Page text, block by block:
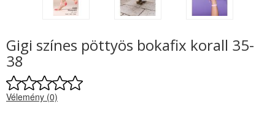
Gigi színes pöttyös bokafix korall 35-
38
Vélemény (0)